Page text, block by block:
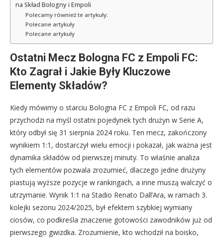
na Skład Bologny i Empoli
Polecamy również te artykuły:
Polecane artykuły
Polecane artykuły
Ostatni Mecz Bologna FC z Empoli FC:
Kto Zagrał i Jakie Były Kluczowe
Elementy Składów?
Kiedy mówimy o starciu Bologna FC z Empoli FC, od razu
przychodzi na myśl ostatni pojedynek tych drużyn w Serie A,
który odbył się 31 sierpnia 2024 roku. Ten mecz, zakończony
wynikiem 1:1, dostarczył wielu emocji i pokazał, jak ważna jest
dynamika składów od pierwszej minuty. To właśnie analiza
tych elementów pozwala zrozumieć, dlaczego jedne drużyny
piastują wyższe pozycje w rankingach, a inne muszą walczyć o
utrzymanie. Wynik 1:1 na Stadio Renato Dall’Ara, w ramach 3.
kolejki sezonu 2024/2025, był efektem szybkiej wymiany
ciosów, co podkreśla znaczenie gotowości zawodników już od
pierwszego gwizdka. Zrozumienie, kto wchodził na boisko,